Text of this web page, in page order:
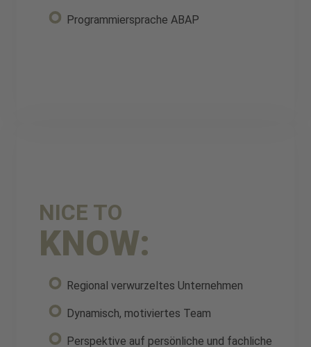
Programmiersprache ABAP
NICE TO
KNOW:
Regional verwurzeltes Unternehmen
Dynamisch, motiviertes Team
Perspektive auf persönliche und fachliche